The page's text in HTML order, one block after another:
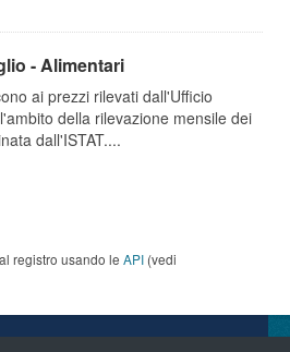
- Alimentari
ai prezzi rilevati dall'Ufficio
della rilevazione mensile dei
dall'ISTAT....
registro usando le API (vedi